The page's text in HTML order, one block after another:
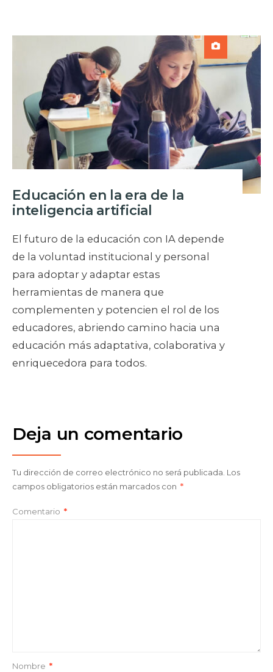
Educación en la era de la
inteligencia artificial
El futuro de la educación con IA depende
de la voluntad institucional y personal
para adoptar y adaptar estas
herramientas de manera que
complementen y potencien el rol de los
educadores, abriendo camino hacia una
educación más adaptativa, colaborativa y
enriquecedora para todos.
Deja un comentario
Tu dirección de correo electrónico no será publicada. Los
campos obligatorios están marcados con *
Comentario *
Nombre *